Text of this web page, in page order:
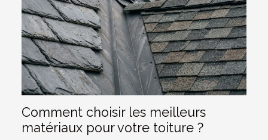
Comment choisir les meilleurs
matériaux pour votre toiture ?